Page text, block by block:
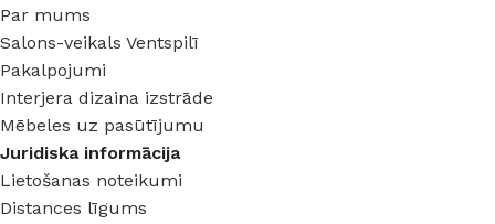
Par mums
Salons-veikals Ventspilī
Pakalpojumi
Interjera dizaina izstrāde
Mēbeles uz pasūtījumu
Juridiska informācija
Lietošanas noteikumi
Distances līgums